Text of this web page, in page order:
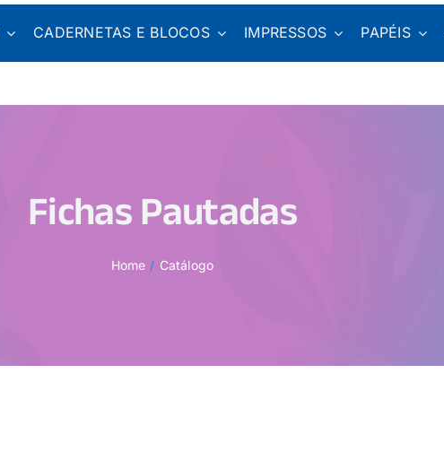
CADERNETAS E BLOCOS IMPRESSOS PAPÉIS
Fichas Pautadas
Home Catálogo